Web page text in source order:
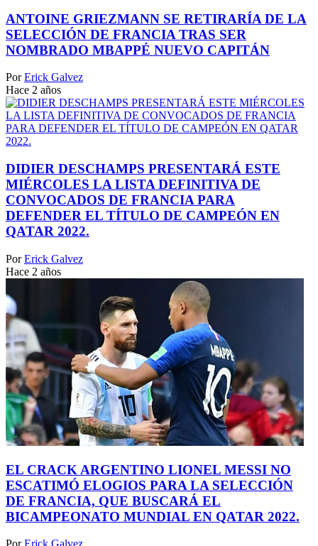
ANTOINE GRIEZMANN SE RETIRARÍA DE LA
SELECCIÓN DE FRANCIA TRAS SER
NOMBRADO MBAPPÉ NUEVO CAPITÁN
Por Erick Galvez
Hace 2 años
DIDIER DESCHAMPS PRESENTARÁ ESTE
MIÉRCOLES LA LISTA DEFINITIVA DE
CONVOCADOS DE FRANCIA PARA
DEFENDER EL TÍTULO DE CAMPEÓN EN
QATAR 2022.
Por Erick Galvez
Hace 2 años
EL CRACK ARGENTINO LIONEL MESSI NO
ESCATIMÓ ELOGIOS PARA LA SELECCIÓN
DE FRANCIA, QUE BUSCARÁ EL
BICAMPEONATO MUNDIAL EN QATAR 2022.